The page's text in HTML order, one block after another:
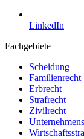
LinkedIn
Fachgebiete
Scheidung
Familienrecht
Erbrecht
Strafrecht
Zivilrecht